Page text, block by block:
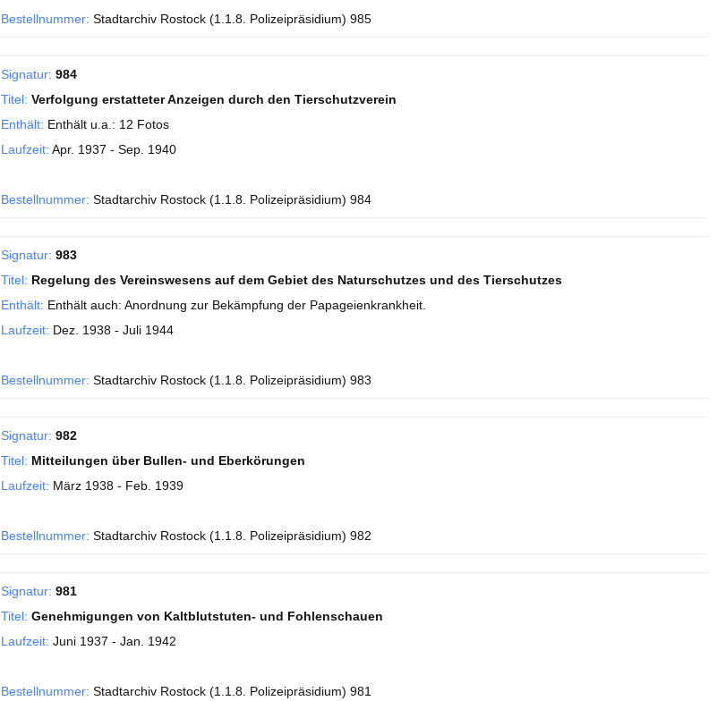
Bestellnummer: Stadtarchiv Rostock (1.1.8. Polizeipräsidium) 985
Signatur: 984
Titel: Verfolgung erstatteter Anzeigen durch den Tierschutzverein
Enthält: Enthält u.a.: 12 Fotos
Laufzeit: Apr. 1937 - Sep. 1940
Bestellnummer: Stadtarchiv Rostock (1.1.8. Polizeipräsidium) 984
Signatur: 983
Titel: Regelung des Vereinswesens auf dem Gebiet des Naturschutzes und des Tierschutzes
Enthält: Enthält auch: Anordnung zur Bekämpfung der Papageienkrankheit.
Laufzeit: Dez. 1938 - Juli 1944
Bestellnummer: Stadtarchiv Rostock (1.1.8. Polizeipräsidium) 983
Signatur: 982
Titel: Mitteilungen über Bullen- und Eberkörungen
Laufzeit: März 1938 - Feb. 1939
Bestellnummer: Stadtarchiv Rostock (1.1.8. Polizeipräsidium) 982
Signatur: 981
Titel: Genehmigungen von Kaltblutstuten- und Fohlenschauen
Laufzeit: Juni 1937 - Jan. 1942
Bestellnummer: Stadtarchiv Rostock (1.1.8. Polizeipräsidium) 981